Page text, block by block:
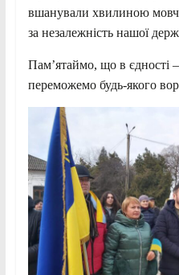
вшанували хвилиною
за незалежність нашої
Пам’ятаймо, що в єдності
переможемо будь-якого